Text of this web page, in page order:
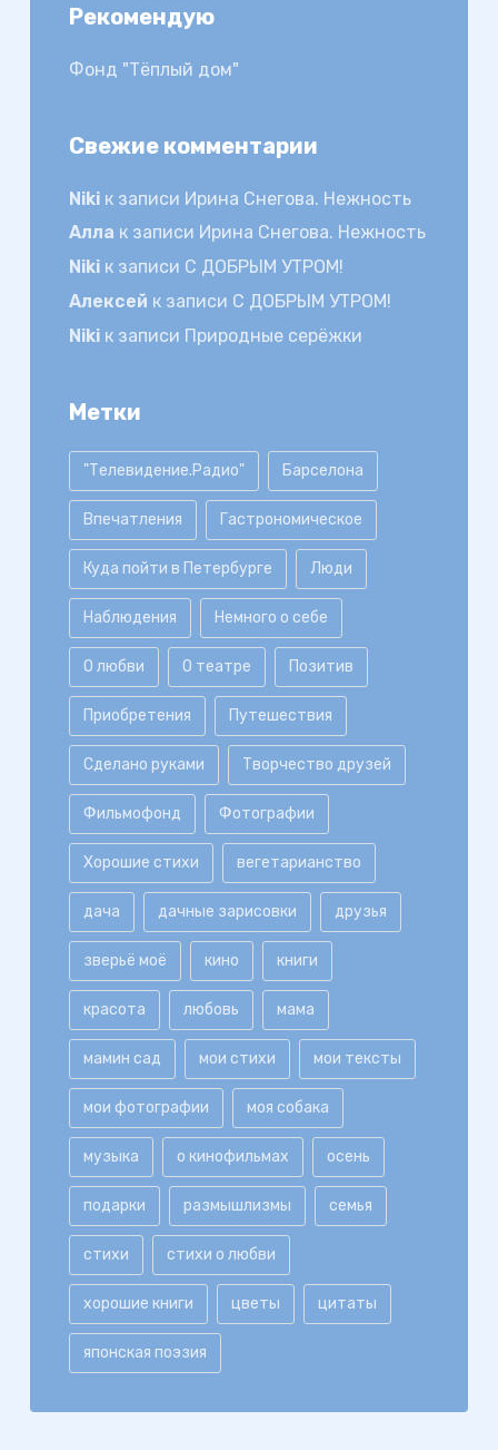
Рекомендую
Фонд "Тёплый дом"
Свежие комментарии
Nikiк записи Ирина Снегова. Нежность
Алла к записи Ирина Снегова. Нежность
Nikiк записи С ДОБРЫМ УТРОМ!
Алексей к записи С ДОБРЫМ УТРОМ!
Nikiк записи Природные серёжки
Метки
"Телевидение.Радио" Барселона
Впечатления Гастрономическое
Куда пойти в Петербурге Люди
Наблюдения Немного о себе
О любви О театре Позитив
Приобретения Путешествия
Сделано руками Творчество друзей
Фильмофонд Фотографии
Хорошие стихи вегетарианство
дача дачные зарисовки друзья
зверьё моё кино книги
красота любовь мама
мамин сад мои стихи мои тексты
мои фотографии моя собака
музыка о кинофильмах осень
подарки размышлизмы семья
стихи стихи о любви
хорошие книги цветы цитаты
японская поэзия